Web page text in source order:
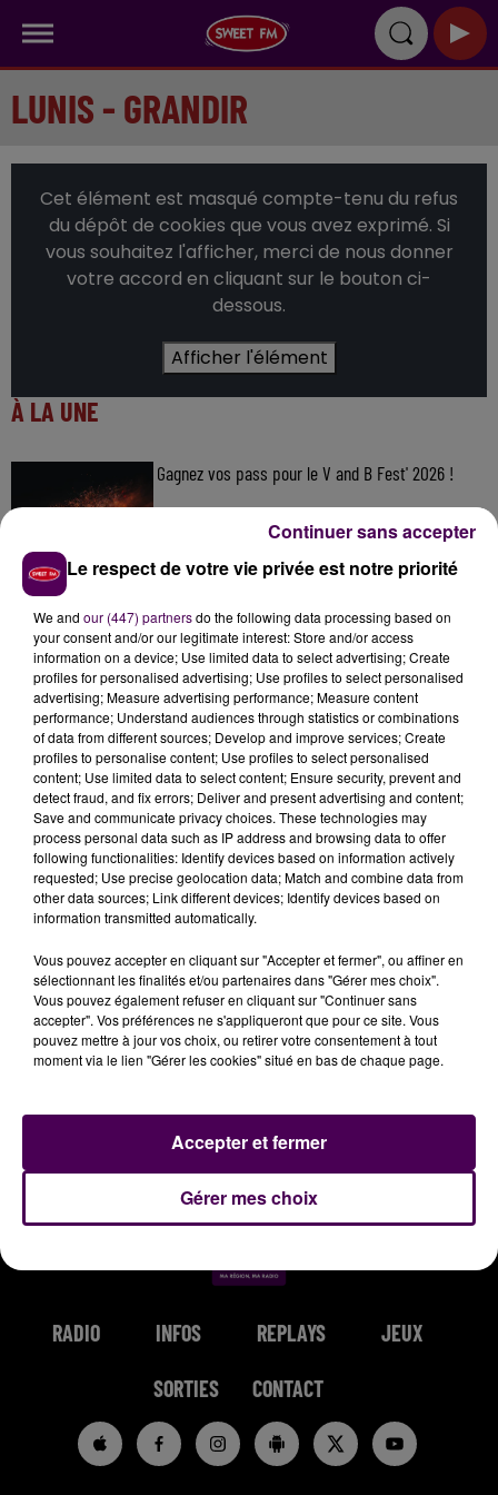
LUNIS - GRANDIR
Cet élément est masqué compte-tenu du refus
du dépôt de cookies que vous avez exprimé. Si
vous souhaitez l'afficher, merci de nous donner
votre accord en cliquant sur le bouton ci-
dessous.
Afficher l'élément
À LA UNE
Gagnez vos pass pour le V and B Fest' 2026 !
Inscrivez-vous au casting The Voice & The Voice
Kids !
Gagnez vos entrées pour Papéa Parc !
DERNIERS TITRES
5h03
5h03 5h00
5h00
Beautiful Things
4h57
4h57
RADIO INFOS REPLAYS JEUX
SORTIES CONTACT
Le respect de votre vie privée est notre priorité
We and our (447) partnersdo the following data processing based on
your consent and/or our legitimate interest: Store and/or access
information on a device; Use limited data to select advertising; Create
profiles for personalised advertising; Use profiles to select personalised
advertising; Measure advertising performance; Measure content
performance; Understand audiences through statistics or combinations
of data from different sources; Develop and improve services; Create
profiles to personalise content; Use profiles to select personalised
content; Use limited data to select content; Ensure security, prevent and
detect fraud, and fix errors; Deliver and present advertising and content;
Save and communicate privacy choices. These technologies may
process personal data such as IP address and browsing data to offer
following functionalities: Identify devices based on information actively
requested; Use precise geolocation data; Match and combine data from
other data sources; Link different devices; Identify devices based on
information transmitted automatically.
Vous pouvez accepter en cliquant sur "Accepter et fermer", ou affiner en
sélectionnant les finalités et/ou partenaires dans "Gérer mes choix".
Vous pouvez également refuser en cliquant sur "Continuer sans
accepter". Vos préférences ne s'appliqueront que pour ce site. Vous
pouvez mettre à jour vos choix, ou retirer votre consentement à tout
moment via le lien "Gérer les cookies" situé en bas de chaque page.
Gérer mes choix
Accepter et fermer
Continuer sans accepter